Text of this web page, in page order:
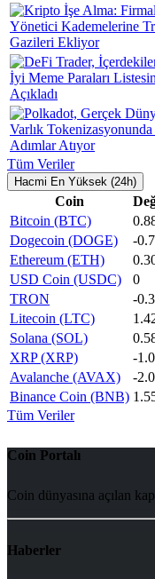
Tüm Veriler
Hacmi En Yüksek (24h)
Coin
Bitcoin (BTC)
Dogecoin (DOGE)
-
Ethereum (ETH)
USD Coin (USDC)
0
TRON
-
Litecoin (LTC)
Solana (SOL)
XRP (XRP)
-
Avalanche (AVAX)
-
Binance Coin (BNB)
Tüm Veriler
Coin Portalı
Coin dünyasına açılan
Haberler